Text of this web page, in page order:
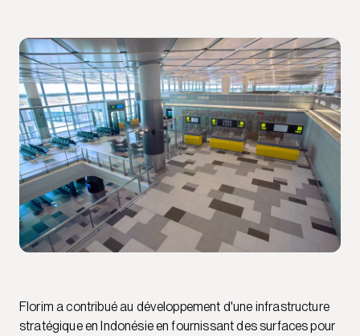
Florim a contribué au développement d'une infrastructure
stratégique en Indonésie en fournissant des surfaces pour